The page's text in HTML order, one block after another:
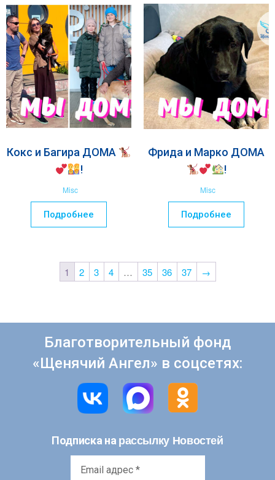
Кокс и Багира ДОМА
!
Misc
Подробнее
Фрида и Марко ДОМА
!
Misc
Подробнее
1 2 3 4 … 35 36 37 →
Благотворительный фонд
«Щенячий Ангел» в соцсетях:
Подписка на рассылку Новостей